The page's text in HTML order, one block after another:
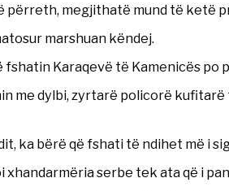
përreth, megjithatë mund të ketë
marshuan këndej.
fshatin Karaqevë të Kamenicës po
me dylbi, zyrtarë policorë
ka bërë që fshati të ndihet më i
serbe tek ata që i